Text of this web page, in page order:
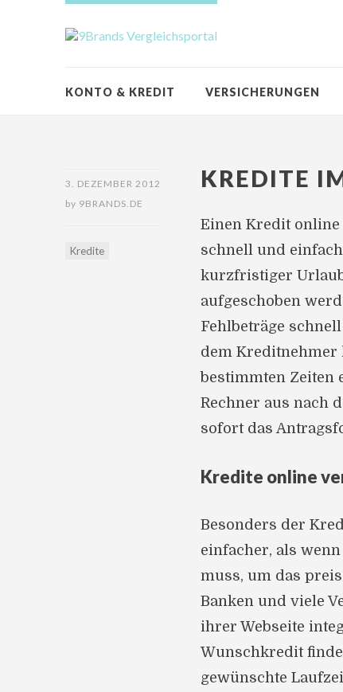
KONTO & KREDIT VERSICHERUNGEN
3. DEZEMBER 2012
by 9BRANDS.DE
Kredite
KREDITE
Einen Kredit online
schnell und
kurzfristiger
aufgeschoben
Fehlbeträge
dem Kreditnehmer
bestimmten Zeiten
Rechner aus nach
sofort das
Kredite online
Besonders der
einfacher, als
muss, um das
Banken und viele
ihrer Webseite
Wunschkredit
gewünschte